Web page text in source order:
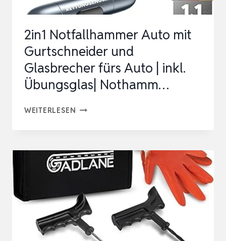
PAINTLES…
2in1 Notfallhammer Auto mit
Gurtschneider und
Glasbrecher fürs Auto | inkl.
Übungsglas| Nothamm…
WEITERLESEN 2IN1
MIT
GURTSCHNEIDER
GLASBRECHER
FÜRS
AUTO